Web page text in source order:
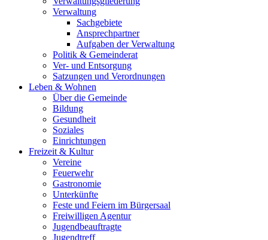
Verwaltung
Sachgebiete
Ansprechpartner
Aufgaben der Verwaltung
Politik & Gemeinderat
Ver- und Entsorgung
Satzungen und Verordnungen
Leben & Wohnen
Über die Gemeinde
Bildung
Gesundheit
Soziales
Einrichtungen
Freizeit & Kultur
Vereine
Feuerwehr
Gastronomie
Unterkünfte
Feste und Feiern im Bürgersaal
Freiwilligen Agentur
Jugendbeauftragte
Jugendtreff